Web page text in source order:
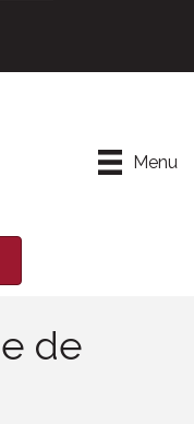
Menu
de